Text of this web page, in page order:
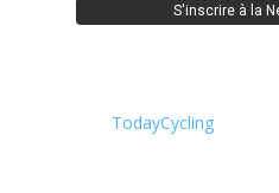
TodayCycling